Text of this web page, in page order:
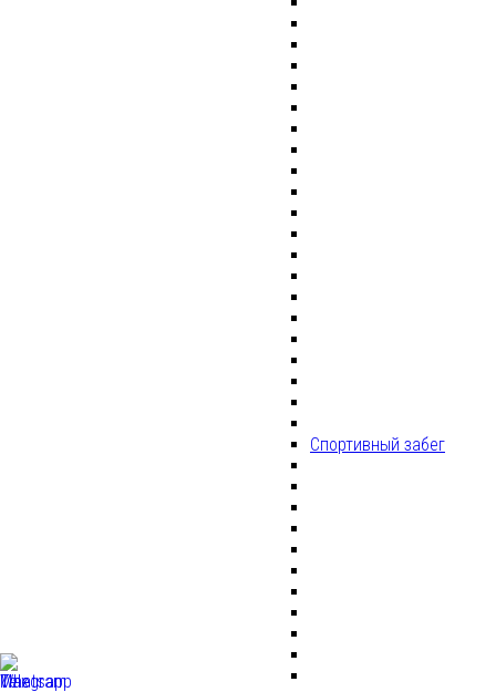
Спортивный забег